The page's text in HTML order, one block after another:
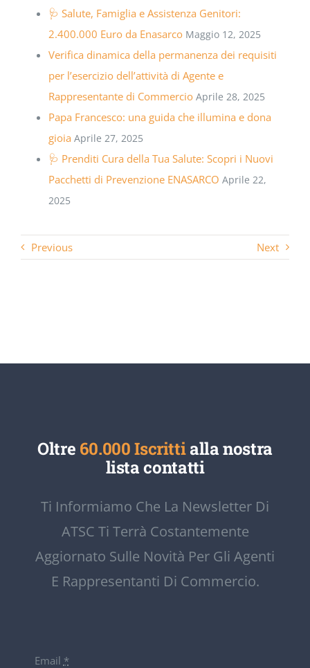
🩺 Salute, Famiglia e Assistenza Genitori:
2.400.000 Euro da Enasarco Maggio 12, 2025
Verifica dinamica della permanenza dei requisiti
per l’esercizio dell’attività di Agente e
Rappresentante di Commercio Aprile 28, 2025
Papa Francesco: una guida che illumina e dona
gioia Aprile 27, 2025
🩺 Prenditi Cura della Tua Salute: Scopri i Nuovi
Pacchetti di Prevenzione ENASARCO Aprile 22,
2025
Previous Next
Oltre 60.000 Iscrittialla nostra
lista contatti
Ti Informiamo Che La Newsletter Di
ATSC Ti Terrà Costantemente
Aggiornato Sulle Novità Per Gli Agenti
E Rappresentanti Di Commercio.
Email *